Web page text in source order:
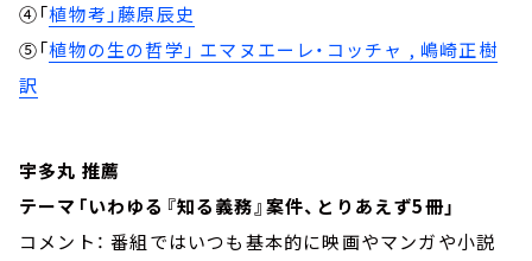
④「植物考」藤原辰史
⑤「植物の生の哲学」 エマヌエーレ・コッチャ , 嶋崎正樹
訳
宇多丸 推薦
テーマ「いわゆる『知る義務』案件、とりあえず5冊」
コメント： 番組ではいつも基本的に映画やマンガや小説